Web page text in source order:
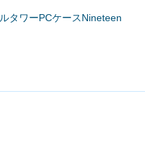
タワーPCケースNineteen